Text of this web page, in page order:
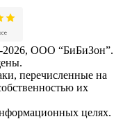
2026, ООО “БиБиЗон”.
перечисленные на
их
целях.